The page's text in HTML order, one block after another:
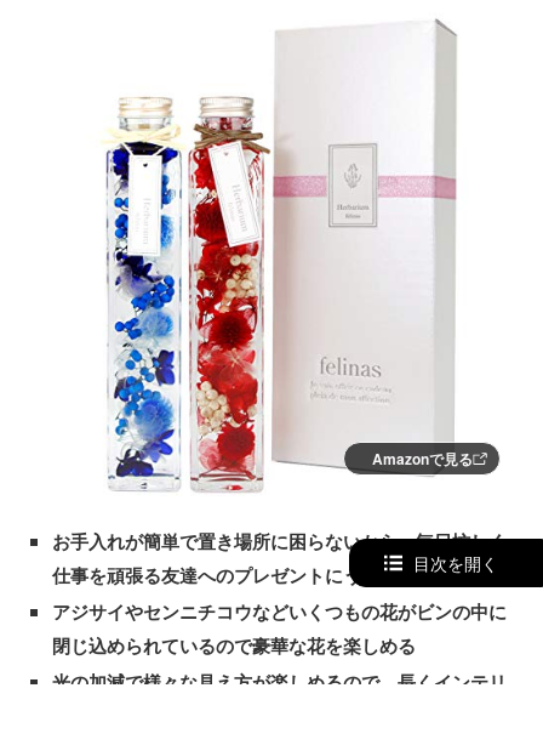
Amazonで見る
お手入れが簡単で置き場所に困らないから、毎日忙しく
仕事を頑張る友達へのプレゼントにうってつけ
アジサイやセンニチコウなどいくつもの花がビンの中に
閉じ込められているので豪華な花を楽しめる
光の加減で様々な見え方が楽しめるので、長くインテリ
目次を開く